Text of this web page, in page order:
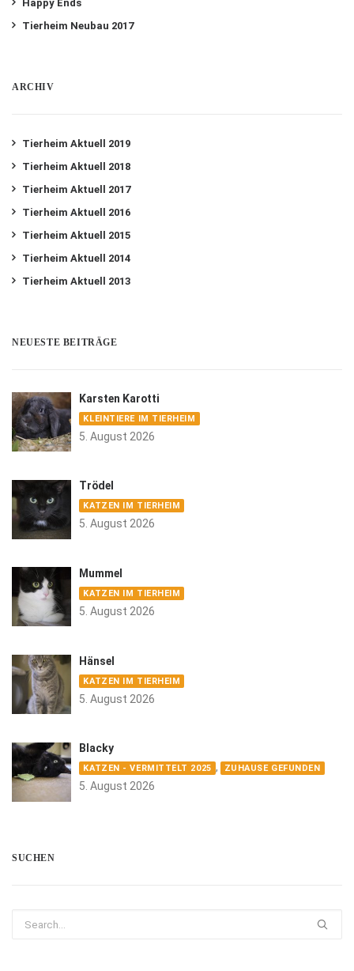
Happy Ends
Tierheim Neubau 2017
ARCHIV
Tierheim Aktuell 2019
Tierheim Aktuell 2018
Tierheim Aktuell 2017
Tierheim Aktuell 2016
Tierheim Aktuell 2015
Tierheim Aktuell 2014
Tierheim Aktuell 2013
NEUESTE BEITRÄGE
Karsten Karotti
KLEINTIERE IM TIERHEIM
5. August 2026
Trödel
KATZEN IM TIERHEIM
5. August 2026
Mummel
KATZEN IM TIERHEIM
5. August 2026
Hänsel
KATZEN IM TIERHEIM
5. August 2026
Blacky
KATZEN - VERMITTELT 2025 , ZUHAUSE GEFUNDEN
5. August 2026
SUCHEN